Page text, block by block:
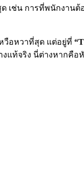
เช่น การที่พนักงาน
วือหวาที่สุด แต่อยู่ที่
แท้จริง นี่ต่างหากคือ